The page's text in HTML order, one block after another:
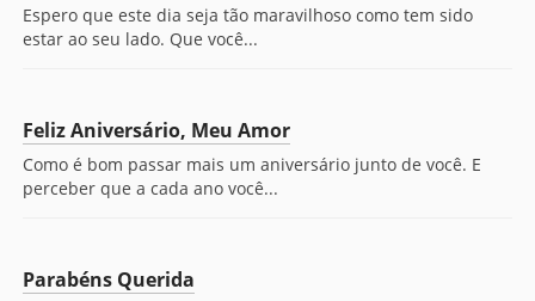
Espero que este dia seja tão maravilhoso como tem sido
estar ao seu lado. Que você...
Feliz Aniversário, Meu Amor
Como é bom passar mais um aniversário junto de você. E
perceber que a cada ano você...
Parabéns Querida